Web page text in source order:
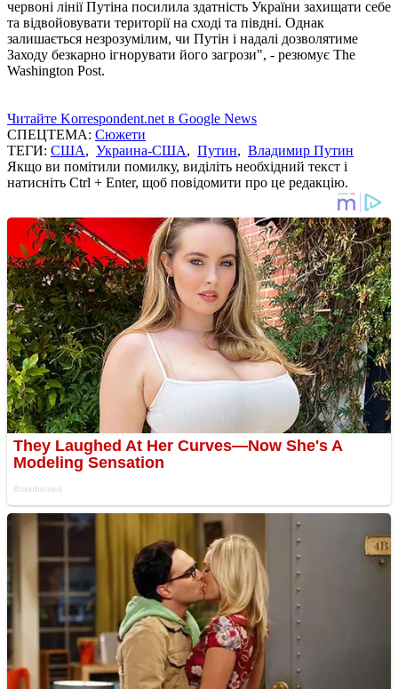
червоні лінії Путіна посилила здатність України захищати себе
та відвойовувати території на сході та півдні. Однак
залишається незрозумілим, чи Путін і надалі дозволятиме
Заходу безкарно ігнорувати його загрози", - резюмує The
Washington Post.
Читайте Korrespondent.net в Google News
СПЕЦТЕМА: Сюжети
ТЕГИ: США, Украина-США, Путин, Владимир Путин
Якщо ви помітили помилку, виділіть необхідний текст і
натисніть Ctrl + Enter, щоб повідомити про це редакцію.